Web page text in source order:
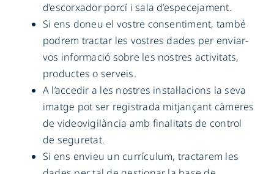
d’escorxador porcí i sala d’especejament.
Si ens doneu el vostre consentiment, també
podrem tractar les vostres dades per enviar-
vos informació sobre les nostres activitats,
productes o serveis.
A l’accedir a les nostres instal·lacions la seva
imatge pot ser registrada mitjançant càmeres
de videovigilància amb finalitats de control
de seguretat.
Si ens envieu un currículum, tractarem les